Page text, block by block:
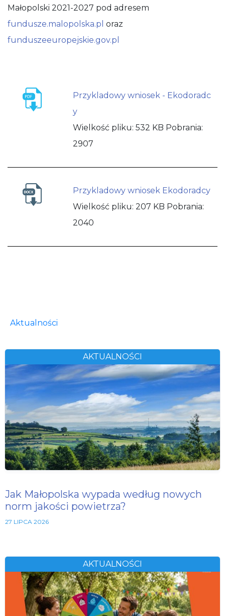
Małopolski 2021-2027 pod adresem
fundusze.malopolska.pl oraz
funduszeeuropejskie.gov.pl
Przykladowy wniosek - Ekodoradc
y
Wielkość pliku: 532 KB Pobrania:
2907
Przykladowy wniosek Ekodoradcy
Wielkość pliku: 207 KB Pobrania:
2040
Aktualności
AKTUALNOŚCI
Jak Małopolska wypada według nowych
norm jakości powietrza?
27 LIPCA 2026
AKTUALNOŚCI